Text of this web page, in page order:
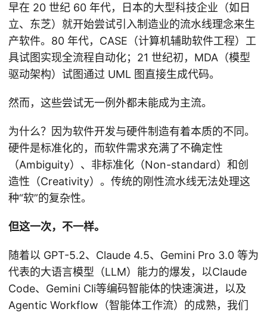
早在 20 世纪 60 年代，日本的大型科技企业（如日
立、东芝）就开始尝试引入制造业的流水线理念来生
产软件。80 年代，CASE（计算机辅助软件工程）工
具试图实现全流程自动化；21 世纪初，MDA（模型
驱动架构）试图通过 UML 图直接生成代码。
然而，这些尝试无一例外都未能成为主流。
为什么？因为软件开发与硬件制造有着本质的不同。
硬件是标准化的，而软件需求充满了不确定性
（Ambiguity）、非标准化（Non-standard）和创
造性（Creativity）。传统的刚性流水线无法处理这
种“软”的复杂性。
但这一次，不一样。
随着以 GPT-5.2、Claude 4.5、Gemini Pro 3.0 等为
代表的大语言模型（LLM）能力的爆发，以Claude
Code、Gemini Cli等编码智能体的快速演进，以及
Agentic Workflow（智能体工作流）的成熟，我们